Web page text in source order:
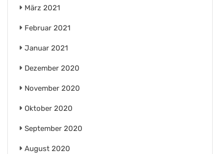
März 2021
Februar 2021
Januar 2021
Dezember 2020
November 2020
Oktober 2020
September 2020
August 2020